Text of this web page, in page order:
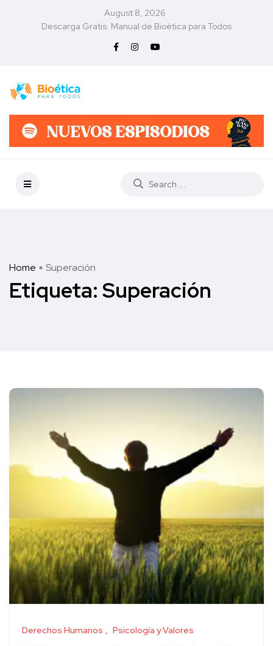
August 8, 2026
Descarga Gratis: Manual de Bioética para Todos
Home Superación
Etiqueta: Superación
Derechos Humanos Psicología y Valores